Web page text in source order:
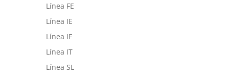
Línea FE
Línea IE
Línea IF
Línea IT
Línea SL